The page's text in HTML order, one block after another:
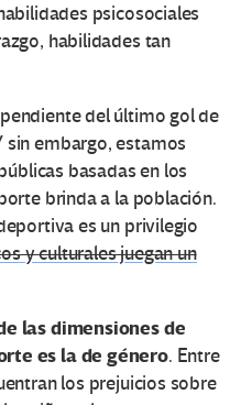
psicosociales
habilidades tan
del último gol de
embargo, estamos
basadas en los
brinda a la población.
es un privilegio
y culturales juegan un
las dimensiones de
es la de género. Entre
los prejuicios sobre